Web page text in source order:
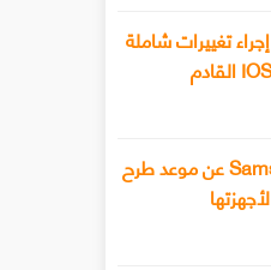
تعتزم Apple إجراء تغييرات شاملة
تكشف Samsung عن موعد طرح